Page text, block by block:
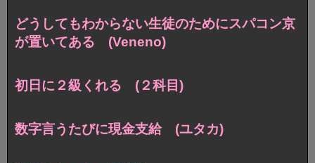
どうしてもわからない生徒のためにスパコン京
が置いてある (Veneno)
初日に２級くれる (２科目)
数字言うたびに現金支給 (ユタカ)